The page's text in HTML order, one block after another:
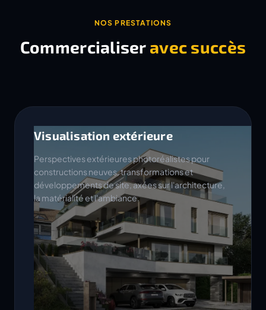
NOS PRESTATIONS
Commercialiser avec succès
Visualisation extérieure
Perspectives extérieures photoréalistes pour
constructions neuves, transformations et
développements de site, axées sur l'architecture,
la matérialité et l'ambiance.